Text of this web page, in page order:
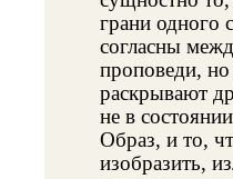
грани одного
согласны
проповеди,
раскрывают
не в
Образ, и то,
изобразить,